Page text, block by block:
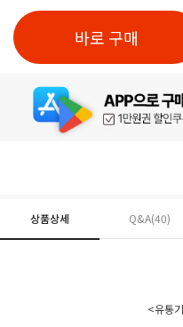
바로 구매
상품상세 Q&A(40)
<유통